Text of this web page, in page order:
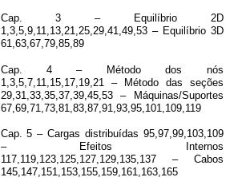
Cap. 3 – Equilíbrio 2D
1,3,5,9,11,13,21,25,29,41,49,53 – Equilíbrio 3D
61,63,67,79,85,89
Cap. 4 – Método dos nós
1,3,5,7,11,15,17,19,21 – Método das seções
29,31,33,35,37,39,45,53 – Máquinas/Suportes
67,69,71,73,81,83,87,91,93,95,101,109,119
Cap. 5 – Cargas distribuídas 95,97,99,103,109
– Efeitos Internos
117,119,123,125,127,129,135,137 – Cabos
145,147,151,153,155,159,161,163,165